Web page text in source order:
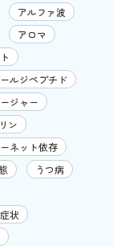
アルファ波
アロマ
ルジペプチド
ジャー
ン
ネット依存
うつ病
状